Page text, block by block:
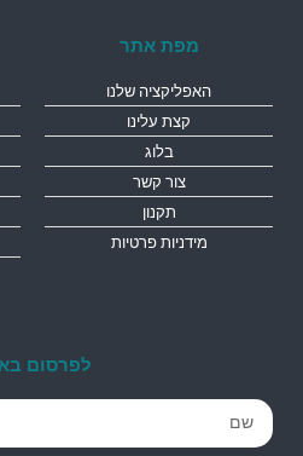
מפת אתר
האפליקציה שלנו
קצת עלינו
בלוג
צור קשר
תקנון
מידניות פרטיות
לפרסום